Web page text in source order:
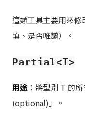
這類工具主要用來
填、是否唯讀）。
Partial<T>
用途 ：將型別 T 的
(optional)」。